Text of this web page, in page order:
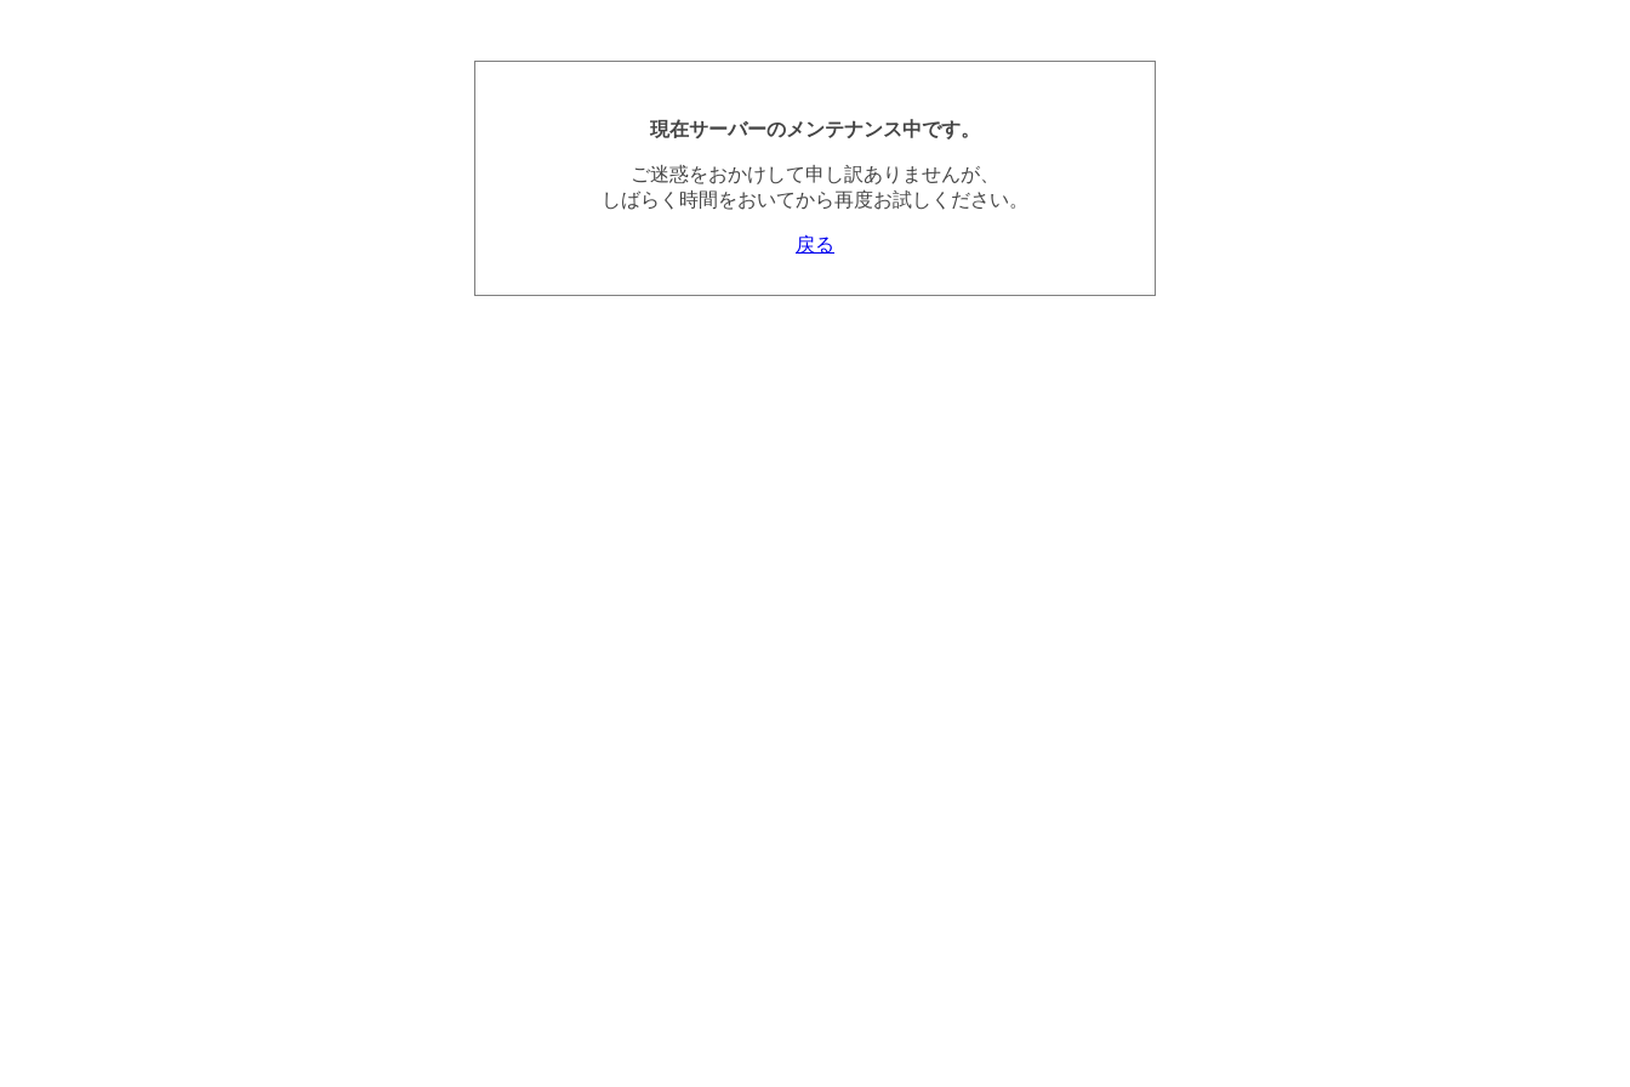
現在サーバーのメンテナンス中です。
ご迷惑をおかけして申し訳ありませんが、
しばらく時間をおいてから再度お試しください。
戻る